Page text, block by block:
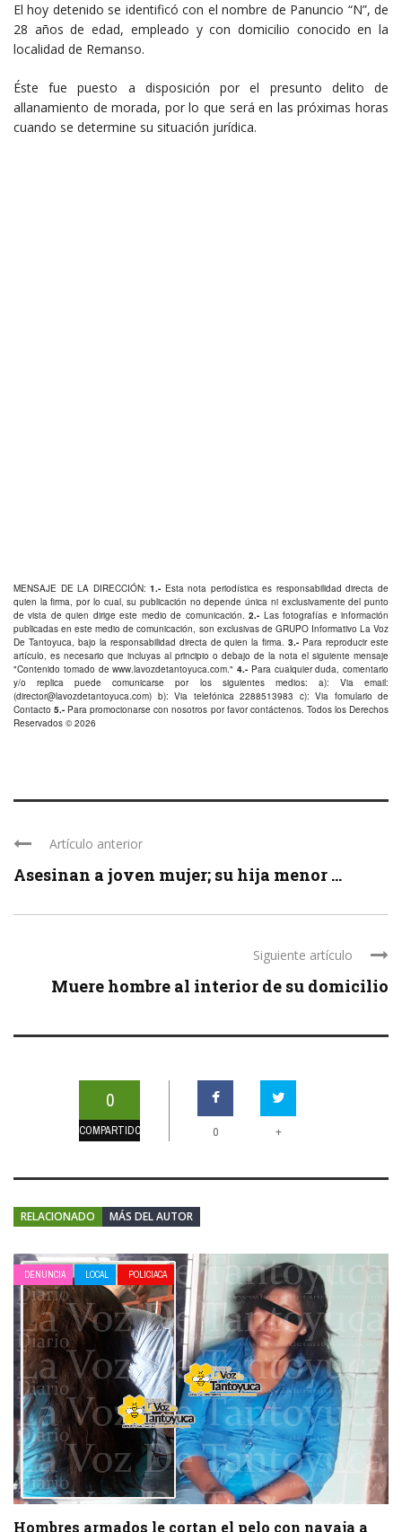
El hoy detenido se identificó con el nombre de Panuncio “N”, de
28 años de edad, empleado y con domicilio conocido en la
localidad de Remanso.
Éste fue puesto a disposición por el presunto delito de
allanamiento de morada, por lo que será en las próximas horas
cuando se determine su situación jurídica.
MENSAJE DE LA DIRECCIÓN:1.- Esta nota periodística es responsabilidad directa de
quien la firma, por lo cual, su publicación no depende única ni exclusivamente del punto
de vista de quien dirige este medio de comunicación.2.- Las fotografías e información
publicadas en este medio de comunicación, son exclusivas de GRUPO Informativo La Voz
De Tantoyuca, bajo la responsabilidad directa de quien la firma.3.- Para reproducir este
artículo, es necesario que incluyas al principio o debajo de la nota el siguiente mensaje
"Contenido tomado dewww.lavozdetantoyuca.com." 4.- Para cualquier duda, comentario
y/o replica puede comunicarse por los siguientes medios: a): Via email:
(director@lavozdetantoyuca.com) b): Via telefónica 2288513983 c): Via fomulario de
Contacto 5.- Para promocionarse con nosotros por favorcontáctenos. Todos los Derechos
Reservados © 2026
Artículo anterior
Asesinan a joven mujer; su hija menor ...
Siguiente artículo
Muere hombre al interior de su domicilio
0
COMPARTIDOS 0 +
RELACIONADO MÁS DEL AUTOR
DENUNCIA LOCAL POLICIACA
Hombres armados le cortan el pelo con navaja a